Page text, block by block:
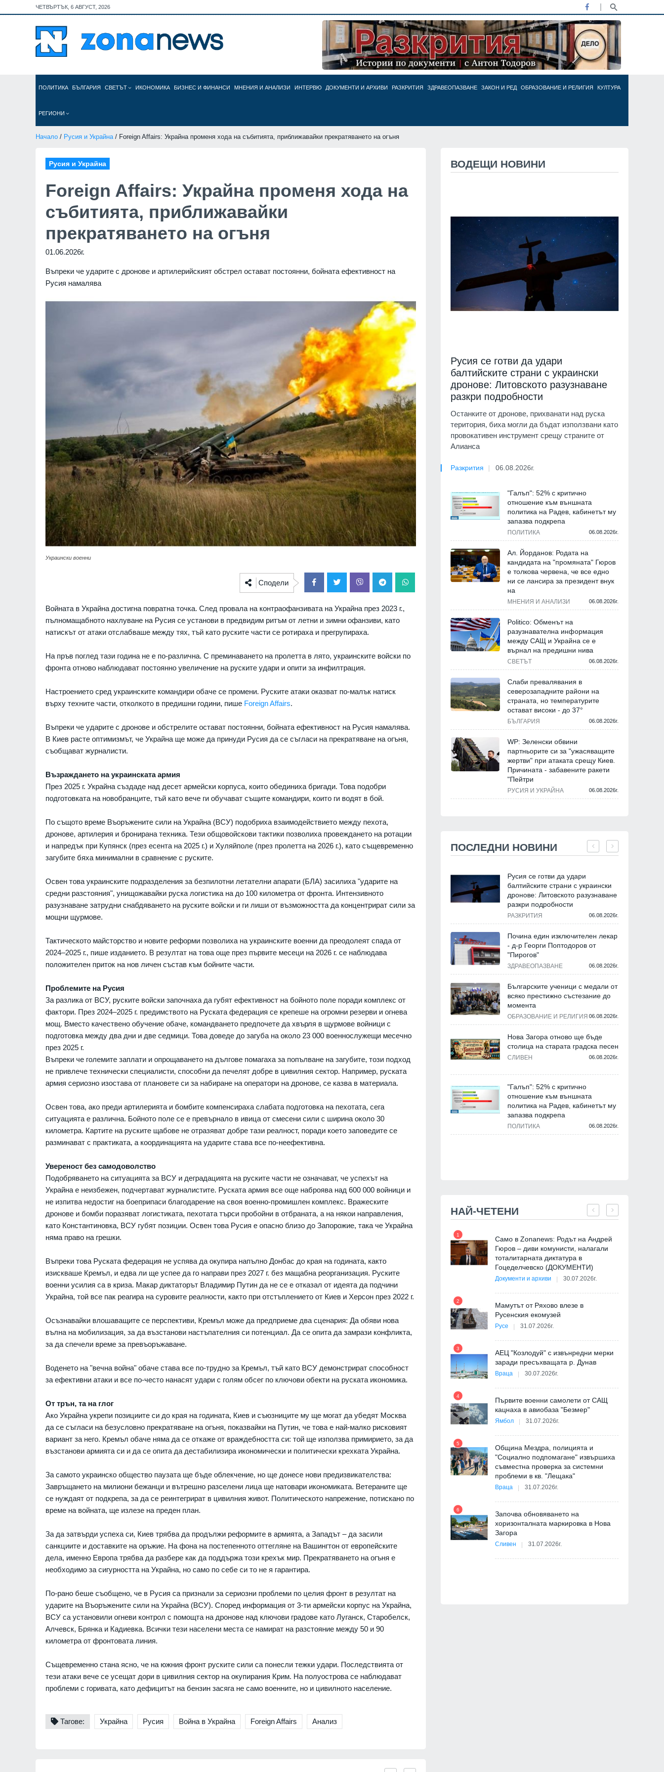
ЧЕТВЪРТЪК, 6 АВГУСТ, 2026
ПОЛИТИКА БЪЛГАРИЯ СВЕТЪТ ИКОНОМИКА БИЗНЕС И ФИНАНСИ МНЕНИЯ И АНАЛИЗИ ИНТЕРВЮ ДОКУМЕНТИ И АРХИВИ РАЗКРИТИЯ ЗДРАВЕОПАЗВАНЕ ЗАКОН И РЕД ОБРАЗОВАНИЕ И РЕЛИГИЯ КУЛТУРА
РЕГИОНИ
Начало / Русия и Украйна/ Foreign Affairs: Украйна променя хода на събитията, приближавайки прекратяването на огъня
Русия и Украйна
Foreign Affairs: Украйна променя хода на
събитията, приближавайки
прекратяването на огъня
01.06.2026г.
Въпреки че ударите с дронове и артилерийският обстрел остават постоянни, бойната ефективност на
Русия намалява
Украински военни
Сподели
Войната в Украйна достигна повратна точка. След провала на контраофанзивата на Украйна през 2023 г.,
пълномащабното нахлуване на Русия се установи в предвидим ритъм от летни и зимни офанзиви, като
натискът от атаки отслабваше между тях, тъй като руските части се ротираха и прегрупираха.
На пръв поглед тази година не е по-различна. С преминаването на пролетта в лято, украинските войски по
фронта отново наблюдават постоянно увеличение на руските удари и опити за инфилтрация.
Настроението сред украинските командири обаче се промени. Руските атаки оказват по-малък натиск
върху техните части, отколкото в предишни години, пише Foreign Affairs.
Въпреки че ударите с дронове и обстрелите остават постоянни, бойната ефективност на Русия намалява.
В Киев расте оптимизмът, че Украйна ще може да принуди Русия да се съгласи на прекратяване на огъня,
съобщават журналисти.
Възраждането на украинската армия
През 2025 г. Украйна създаде над десет армейски корпуса, които обединиха бригади. Това подобри
подготовката на новобранците, тъй като вече ги обучават същите командири, които ги водят в бой.
По същото време Въоръжените сили на Украйна (ВСУ) подобриха взаимодействието между пехота,
дронове, артилерия и бронирана техника. Тези общовойскови тактики позволиха провеждането на ротации
и напредък при Купянск (през есента на 2025 г.) и Хуляйполе (през пролетта на 2026 г.), като същевременно
загубите бяха минимални в сравнение с руските.
Освен това украинските подразделения за безпилотни летателни апарати (БЛА) засилиха "ударите на
средни разстояния", унищожавайки руска логистика на до 100 километра от фронта. Интензивното
разузнаване затрудни снабдяването на руските войски и ги лиши от възможността да концентрират сили за
мощни щурмове.
Тактическото майсторство и новите реформи позволиха на украинските военни да преодолеят спада от
2024–2025 г., пише изданието. В резултат на това още през първите месеци на 2026 г. се наблюдава
положителен приток на нов личен състав към бойните части.
Проблемите на Русия
За разлика от ВСУ, руските войски започнаха да губят ефективност на бойното поле поради комплекс от
фактори. През 2024–2025 г. предимството на Руската федерация се крепеше на огромни резерви и огнева
мощ. Вместо качествено обучение обаче, командването предпочете да хвърля в щурмове войници с
подготовка между два дни и две седмици. Това доведе до загуба на около 23 000 военнослужещи месечно
през 2025 г.
Въпреки че големите заплати и опрощаването на дългове помагаха за попълване на загубите, този подход
не привлече технически специалисти, способни да печелят добре в цивилния сектор. Например, руската
армия сериозно изостава от плановете си за набиране на оператори на дронове, се казва в материала.
Освен това, ако преди артилерията и бомбите компенсираха слабата подготовка на пехотата, сега
ситуацията е различна. Бойното поле се е превърнало в ивица от смесени сили с ширина около 30
километра. Картите на руските щабове не отразяват добре тази реалност, поради което заповедите се
разминават с практиката, а координацията на ударите става все по-неефективна.
Увереност без самодоволство
Подобряването на ситуацията за ВСУ и деградацията на руските части не означават, че успехът на
Украйна е неизбежен, подчертават журналистите. Руската армия все още наброява над 600 000 войници и
не изпитва недостиг на боеприпаси благодарение на своя военно-промишлен комплекс. Вражеските
дронове и бомби поразяват логистиката, пехотата търси пробойни в отбраната, а на някои направления,
като Константиновка, ВСУ губят позиции. Освен това Русия е опасно близо до Запорожие, така че Украйна
няма право на грешки.
Въпреки това Руската федерация не успява да окупира напълно Донбас до края на годината, както
изискваше Кремъл, и едва ли ще успее да го направи през 2027 г. без мащабна реорганизация. Руските
военни усилия са в криза. Макар диктаторът Владимир Путин да не се е отказал от идеята да подчини
Украйна, той все пак реагира на суровите реалности, както при отстъплението от Киев и Херсон през 2022 г.
Осъзнавайки влошаващите се перспективи, Кремъл може да предприеме два сценария: Да обяви нова
вълна на мобилизация, за да възстанови настъпателния си потенциал. Да се опита да замрази конфликта,
за да спечели време за превъоръжаване.
Воденето на "вечна война" обаче става все по-трудно за Кремъл, тъй като ВСУ демонстрират способност
за ефективни атаки и все по-често нанасят удари с голям обсег по ключови обекти на руската икономика.
От трън, та на глог
Ако Украйна укрепи позициите си до края на годината, Киев и съюзниците му ще могат да убедят Москва
да се съгласи на безусловно прекратяване на огъня, показвайки на Путин, че това е най-малко рисковият
вариант за него. Кремъл обаче няма да се откаже от враждебността си: той ще използва примирието, за да
възстанови армията си и да се опита да дестабилизира икономически и политически крехката Украйна.
За самото украинско общество паузата ще бъде облекчение, но ще донесе нови предизвикателства:
Завръщането на милиони бежанци и вътрешно разселени лица ще натовари икономиката. Ветераните ще
се нуждаят от подкрепа, за да се реинтегрират в цивилния живот. Политическото напрежение, потискано по
време на войната, ще излезе на преден план.
За да затвърди успеха си, Киев трябва да продължи реформите в армията, а Западът – да засили
санкциите и доставките на оръжие. На фона на постепенното оттегляне на Вашингтон от европейските
дела, именно Европа трябва да разбере как да поддържа този крехък мир. Прекратяването на огъня е
необходимо за сигурността на Украйна, но само по себе си то не я гарантира.
По-рано беше съобщено, че в Русия са признали за сериозни проблеми по целия фронт в резултат на
ударите на Въоръжените сили на Украйна (ВСУ). Според информация от 3-ти армейски корпус на Украйна,
ВСУ са установили огневи контрол с помощта на дронове над ключови градове като Луганск, Старобелск,
Алчевск, Брянка и Кадиевка. Всички тези населени места се намират на разстояние между 50 и 90
километра от фронтовата линия.
Същевременно стана ясно, че на южния фронт руските сили са понесли тежки удари. Последствията от
тези атаки вече се усещат дори в цивилния сектор на окупирания Крим. На полуострова се наблюдават
проблеми с горивата, като дефицитът на бензин засяга не само военните, но и цивилното население.
Тагове: Украйна Русия Война в Украйна Foreign Affairs Анализ
ВОДЕЩИ НОВИНИ
Русия се готви да удари
балтийските страни с украински
дронове: Литовското разузнаване
разкри подробности
Останките от дронове, прихванати над руска
територия, биха могли да бъдат използвани като
провокативен инструмент срещу страните от
Алианса
Разкрития 06.08.2026г.
"Галъп": 52% с критично
отношение към външната
политика на Радев, кабинетът му
запазва подкрепа
ПОЛИТИКА 06.08.2026г.
Ал. Йорданов: Родата на
кандидата на "промяната" Гюров
е толкова червена, че все едно
ни се лансира за президент внук
на
МНЕНИЯ И АНАЛИЗИ 06.08.2026г.
Politico: Обменът на
разузнавателна информация
между САЩ и Украйна се е
върнал на предишни нива
СВЕТЪТ 06.08.2026г.
Слаби превалявания в
северозападните райони на
страната, но температурите
остават високи - до 37°
БЪЛГАРИЯ 06.08.2026г.
WP: Зеленски обвини
партньорите си за "ужасяващите
жертви" при атаката срещу Киев.
Причината - забавените ракети
"Пейтри
РУСИЯ И УКРАЙНА 06.08.2026г.
ПОСЛЕДНИ НОВИНИ
непълнолетни, убили мъжа на
Младежкия хълм в Пловдив
ПЛОВДИВ 06.08.2026г.
достъп до водните бази по
Черноморието
БУРГАС 06.08.2026г.
е толкова червена, че все едно
ни се лансира за президент внук
на
МНЕНИЯ И АНАЛИЗИ 06.08.2026г.
средновековния град Русокастро
БУРГАС 06.08.2026г.
Банско: Нека чуждестранните
политици се запознаят с фактите,
преди да коментират
СОФИЯ-ОБЛАСТ 06.08.2026г.
разузнавателна информация
между САЩ и Украйна се е
върнал на предишни нива
Дунав е отчет днес
ВИДИН
страната, но температурите
остават високи - до 37°
БЪЛГАРИЯ
ще обсъдят годишния план за
социалните услуги за 2027
година
ДОБРИЧ
WP: Зеленски обвини
партньорите си за "ужасяващите
жертви" при атаката срещу Киев.
Причината - забавените ракети
Русия се готви да удари
балтийските страни с украински
дронове: Литовското разузнаване
разкри подробности
РАЗКРИТИЯ 06.08.2026г.
Почина един изключителен лекар
- д-р Георги Поптодоров от
"Пирогов"
ЗДРАВЕОПАЗВАНЕ 06.08.2026г.
Българските ученици с медали от
всяко престижно състезание до
момента
ОБРАЗОВАНИЕ И РЕЛИГИЯ 06.08.2026г.
Нова Загора отново ще бъде
столица на старата градска песен
СЛИВЕН 06.08.2026г.
"Галъп": 52% с критично
отношение към външната
политика на Радев, кабинетът му
запазва подкрепа
ПОЛИТИКА 06.08.2026г.
НАЙ-ЧЕТЕНИ
до 22 ч.
Водолази издирват мъж, паднал от
01.08.2026г.
Новото издание на кампанията на
Южния парк
София 01.08.2026г.
малки и средни предприятия от
България и Сърбия с програма за
развитие на стойност 6 млн.
Бизнес и финанси 30.07.2026г.
11
Общинският съвет в Нова Загора
одобри разкриването на нови
The Times: Август 2026 г. може да се
превърне в най-"прокълнатия" месец
за Путин и Русия
Русия и Украйна 31.07.2026г.
Руския културно-информационен
център
София 02.08.2026г.
Бизнес и финанси
Образование и религия
внимателни при приемане на
атрактивни оферти
Русе 30.07.2026г.
парламентарни избори
управляващите запазват значителна
Кой подслушва в Община Горна
Оряховица? Още преди три години
открили микрофон със SIM карта,
монтиран в разклонител
1
Само в Zonanews: Родът на Андрей
Гюров – диви комунисти, налагали
тоталитарната диктатура в
Гоцеделчевско (ДОКУМЕНТИ)
Документи и архиви 30.07.2026г.
2
Мамутът от Ряхово влезе в
Русенския екомузей
Русе 31.07.2026г.
3
АЕЦ "Козлодуй" с извънредни мерки
заради пресъхващата р. Дунав
Враца 30.07.2026г.
4
Първите военни самолети от САЩ
кацнаха в авиобаза "Безмер"
Ямбол 31.07.2026г.
5
Община Мездра, полицията и
"Социално подпомагане" извършиха
съвместна проверка за системни
проблеми в кв. "Лещака"
Враца 31.07.2026г.
6
Започва обновяването на
хоризонталната маркировка в Нова
Загора
Сливен 31.07.2026г.